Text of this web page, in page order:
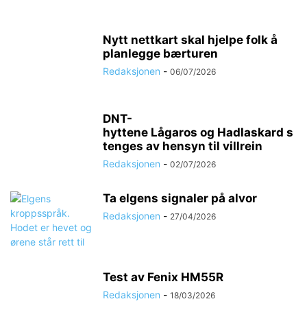
Nytt nettkart skal hjelpe folk å
planlegge bærturen
Redaksjonen - 06/07/2026
DNT-
hyttene Lågaros og Hadlaskard s
tenges av hensyn til villrein
Redaksjonen - 02/07/2026
Ta elgens signaler på alvor
Redaksjonen - 27/04/2026
Test av Fenix HM55R
Redaksjonen - 18/03/2026